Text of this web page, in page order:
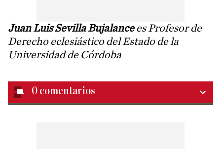
Juan Luis Sevilla Bujalancees Profesor de
Derecho eclesiástico del Estado de la
Universidad de Córdoba
0 comentarios